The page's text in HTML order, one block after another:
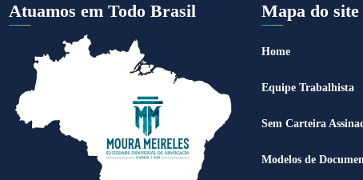
Atuamos em Todo Brasil Mapa do site
Home
Equipe Trabalhista
Sem Carteira
Modelos de